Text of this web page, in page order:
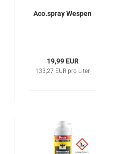
Aco.spray Wespen
19,99 EUR
133,27 EUR pro Liter